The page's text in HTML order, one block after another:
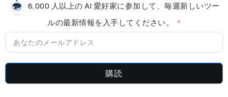
6,000 人以上の AI 愛好家に参加して、毎週新しいツー
ルの最新情​​報を入手してください。
購読